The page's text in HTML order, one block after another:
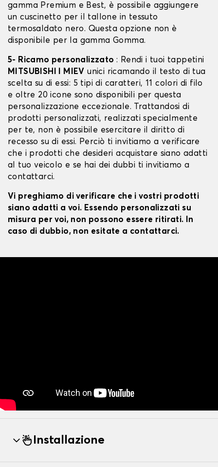
gamma Premium e Best, è possibile aggiungere
un cuscinetto per il tallone in tessuto
termosaldato nero. Questa opzione non è
disponibile per la gamma Gomma.
5- Ricamo personalizzato : Rendi i tuoi tappetini
MITSUBISHI I MIEV unici ricamando il testo di tua
scelta su di essi: 5 tipi di caratteri, 11 colori di filo
e oltre 20 icone sono disponibili per questa
personalizzazione eccezionale. Trattandosi di
prodotti personalizzati, realizzati specialmente
per te, non è possibile esercitare il diritto di
recesso su di essi. Perciò ti invitiamo a verificare
che i prodotti che desideri acquistare siano adatti
al tuo veicolo e se hai dei dubbi ti invitiamo a
contattarci.
Vi preghiamo di verificare che i vostri prodotti
siano adatti a voi. Essendo personalizzati su
misura per voi, non possono essere ritirati. In
caso di dubbio, non esitate a contattarci.
Installazione